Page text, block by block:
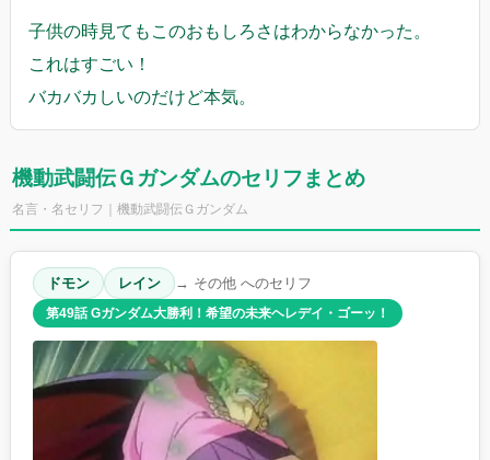
子供の時見てもこのおもしろさはわからなかった。
これはすごい！
バカバカしいのだけど本気。
機動武闘伝Ｇガンダムのセリフまとめ
名言・名セリフ｜機動武闘伝Ｇガンダム
ドモン レイン → その他 へのセリフ
第49話 Gガンダム大勝利！希望の未来ヘレデイ・ゴーッ！